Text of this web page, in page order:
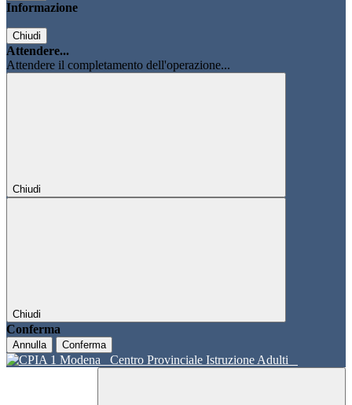
Informazione
Chiudi
Attendere...
Attendere il completamento dell'operazione...
Chiudi
Chiudi
Conferma
Annulla Conferma
Centro Provinciale Istruzione Adulti